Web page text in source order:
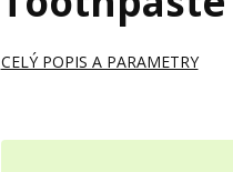
CELÝ POPIS A PARAMETRY